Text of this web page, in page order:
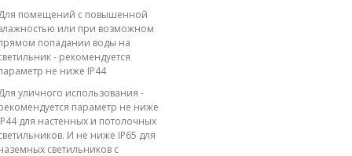
помещений с повышенной
или при возможном
попадании воды на
- рекомендуется
не ниже IP44
уличного использования -
параметр не ниже
для настенных и потолочных
И не ниже IP65 для
светильников с